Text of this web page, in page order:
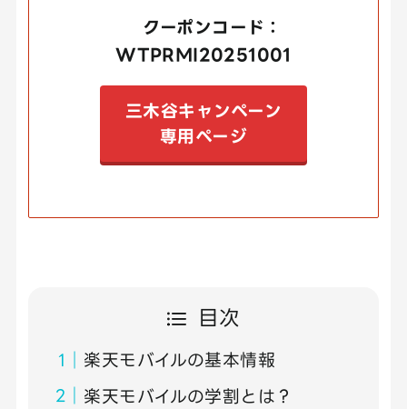
クーポンコード：
WTPRMI20251001
三木谷キャンペーン
専用ページ
目次
楽天モバイルの基本情報
楽天モバイルの学割とは？